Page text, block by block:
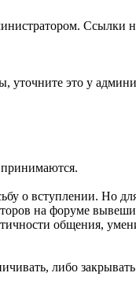
Ссылки
уточните это у
принимаются.
о вступлении. Но
на форуме
общения,
либо